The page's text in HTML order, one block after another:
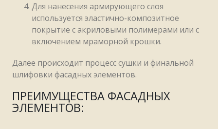
Для нанесения армирующего слоя
используется эластично-композитное
покрытие с акриловыми полимерами или с
включением мраморной крошки.
Далее происходит процесс сушки и финальной
шлифовки фасадных элементов.
ПРЕИМУЩЕСТВА ФАСАДНЫХ
ЭЛЕМЕНТОВ: